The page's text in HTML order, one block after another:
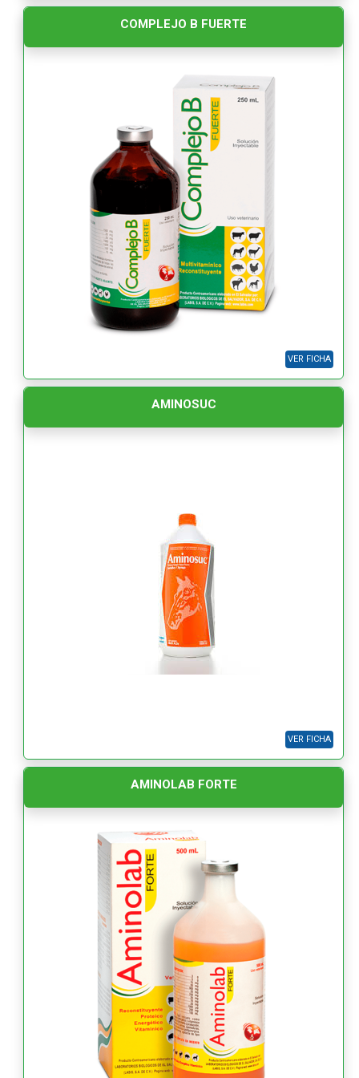
COMPLEJO B FUERTE
VER FICHA
AMINOSUC
VER FICHA
AMINOLAB FORTE